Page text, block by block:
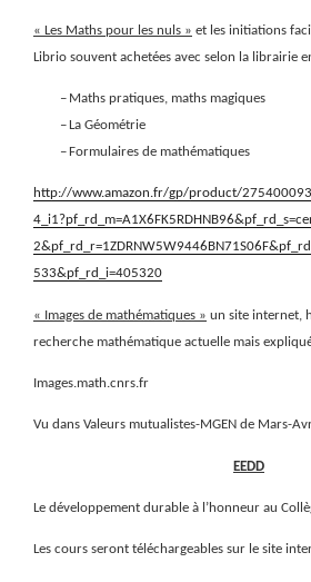
« Les Maths pour les nuls » et les initiations
Librio souvent achetées avec selon la librairie
– Maths pratiques, maths magiques
– La Géométrie
– Formulaires de mathématiques
http://www.amazon.fr/gp/product/
533&pf_rd_i=405320
« Images de mathématiques » un site internet,
recherche mathématique actuelle mais
Images.math.cnrs.fr
Vu dans Valeurs mutualistes-MGEN de Mars-
EEDD
Le développement durable à l’honneur au
Les cours seront téléchargeables sur le site